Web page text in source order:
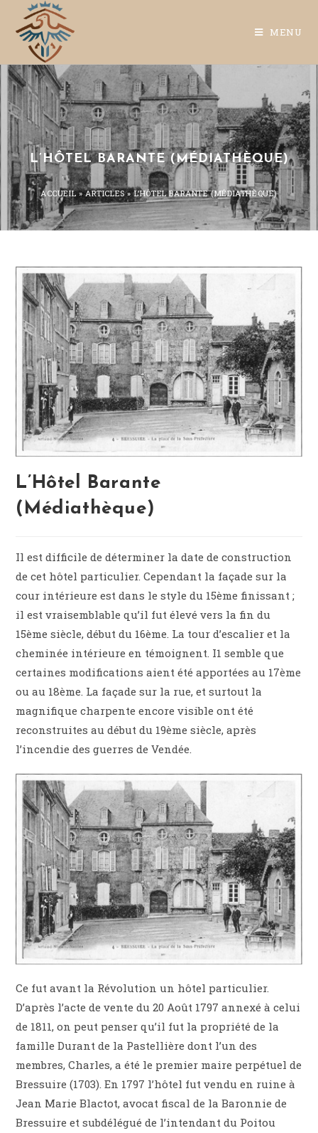
MENU
L’HÔTEL BARANTE (MÉDIATHÈQUE)
ACCUEIL»ARTICLES»L’HÔTEL BARANTE (MÉDIATHÈQUE)
L’Hôtel Barante
(Médiathèque)
Il est difficile de déterminer la date de construction
de cet hôtel particulier. Cependant la façade sur la
cour intérieure est dans le style du 15ème finissant ;
il est vraisemblable qu’il fut élevé vers la fin du
15ème siècle, début du 16ème. La tour d’escalier et la
cheminée intérieure en témoignent. I1 semble que
certaines modifications aient été apportées au 17ème
ou au 18ème. La façade sur la rue, et surtout la
magnifique charpente encore visible ont été
reconstruites au début du 19ème siècle, après
l’incendie des guerres de Vendée.
Ce fut avant la Révolution un hôtel particulier.
D’après l’acte de vente du 20 Août 1797 annexé à celui
de 1811, on peut penser qu’il fut la propriété de la
famille Durant de la Pastellière dont l’un des
membres, Charles, a été le premier maire perpétuel de
Bressuire (1703). En 1797 l’hôtel fut vendu en ruine à
Jean Marie Blactot, avocat fiscal de la Baronnie de
Bressuire et subdélégué de l’intendant du Poitou